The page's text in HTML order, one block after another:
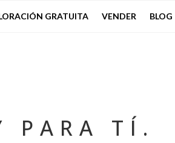
GRATUITA VENDER BLOG
PARA TÍ.